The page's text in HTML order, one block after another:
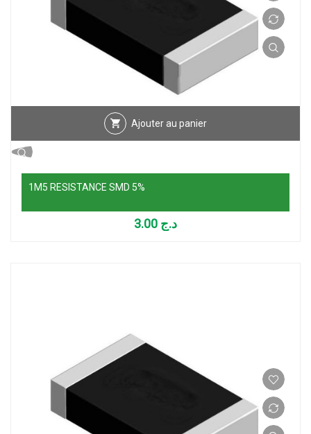
Ajouter au panier
1M5 RESISTANCE SMD 5%
د.ج